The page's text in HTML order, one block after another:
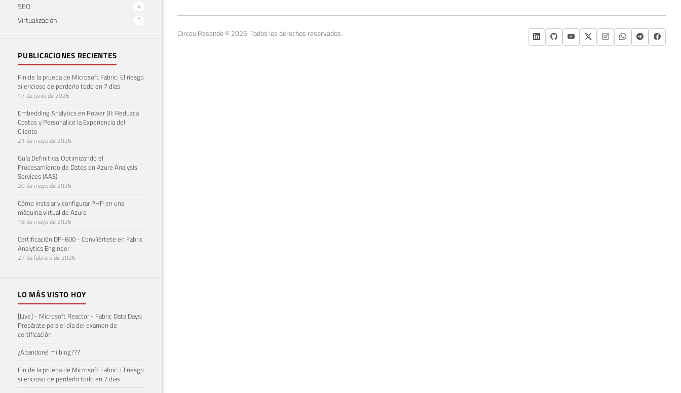
SEO 4
Virtualización 5
PUBLICACIONES RECIENTES
Fin de la prueba de Microsoft Fabric: El riesgo
silencioso de perderlo todo en 7 días
17 de junio de 2026
Embedding Analytics en Power BI: Reduzca
Costos y Personalice la Experiencia del
Cliente
21 de mayo de 2026
Guía Definitiva: Optimizando el
Procesamiento de Datos en Azure Analysis
Services (AAS)
20 de mayo de 2026
Cómo instalar y configurar PHP en una
máquina virtual de Azure
18 de mayo de 2026
Certificación DP-600 - Convíiértete en Fabric
Analytics Engineer
27 de febrero de 2026
LO MÁS VISTO HOY
[Live] - Microsoft Reactor - Fabric Data Days:
Prepárate para el día del examen de
certificación
¿Abandoné mi blog???
Fin de la prueba de Microsoft Fabric: El riesgo
silencioso de perderlo todo en 7 días
Dirceu Resende © 2026. Todos los derechos reservados.